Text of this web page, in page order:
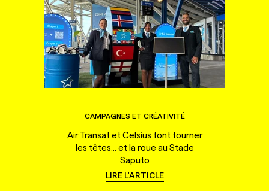
CAMPAGNES ET CRÉATIVITÉ
Air Transat et Celsius font tourner
les têtes... et la roue au Stade
Saputo
LIRE L'ARTICLE